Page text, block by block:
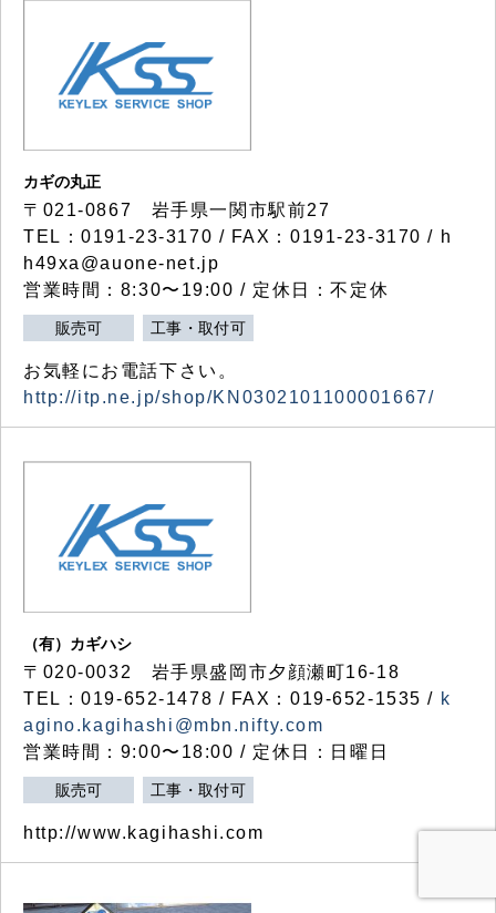
カギの丸正
〒021-0867 岩手県一関市駅前27
TEL：0191-23-3170 / FAX：0191-23-3170 / h
h49xa@auone-net.jp
営業時間：8:30〜19:00 / 定休日：不定休
販売可 工事・取付可
お気軽にお電話下さい。
http://itp.ne.jp/shop/KN0302101100001667/
（有）カギハシ
〒020-0032 岩手県盛岡市夕顔瀬町16-18
TEL：019-652-1478 / FAX：019-652-1535 / k
agino.kagihashi@mbn.nifty.com
営業時間：9:00〜18:00 / 定休日：日曜日
販売可 工事・取付可
http://www.kagihashi.com